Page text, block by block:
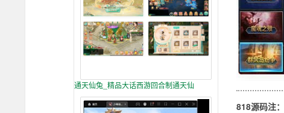
818源码注：
通天仙兔_精品大话西游回合制通天仙